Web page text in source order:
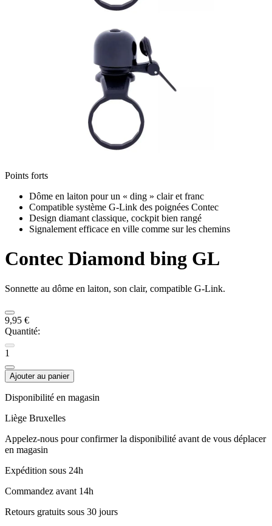
Points forts
Dôme en laiton pour un « ding » clair et franc
Compatible système G-Link des poignées Contec
Design diamant classique, cockpit bien rangé
Signalement efficace en ville comme sur les chemins
Contec Diamond bing GL
Sonnette au dôme en laiton, son clair, compatible G-Link.
9,95 €
Quantité:
1
Ajouter au panier
Disponibilité en magasin
Liège Bruxelles
Appelez-nous pour confirmer la disponibilité avant de vous déplacer
en magasin
Expédition sous 24h
Commandez avant 14h
Retours gratuits sous 30 jours